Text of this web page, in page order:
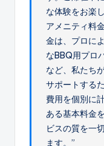
な体験をお楽
アメニティ料
金は、プロに
なBBQ用プロ
など、私たち
サポートする
費用を個別に
ある基本料金
ビスの質を一
ます。”